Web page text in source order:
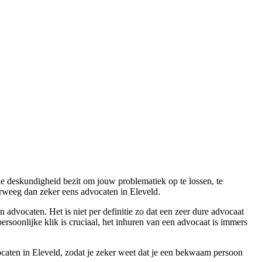
bezit om jouw problematiek op te lossen, te
dan zeker eens advocaten in Eleveld.
Het is niet per definitie zo dat een zeer dure advocaat
klik is cruciaal, het inhuren van een advocaat is immers
in Eleveld, zodat je zeker weet dat je een bekwaam persoon